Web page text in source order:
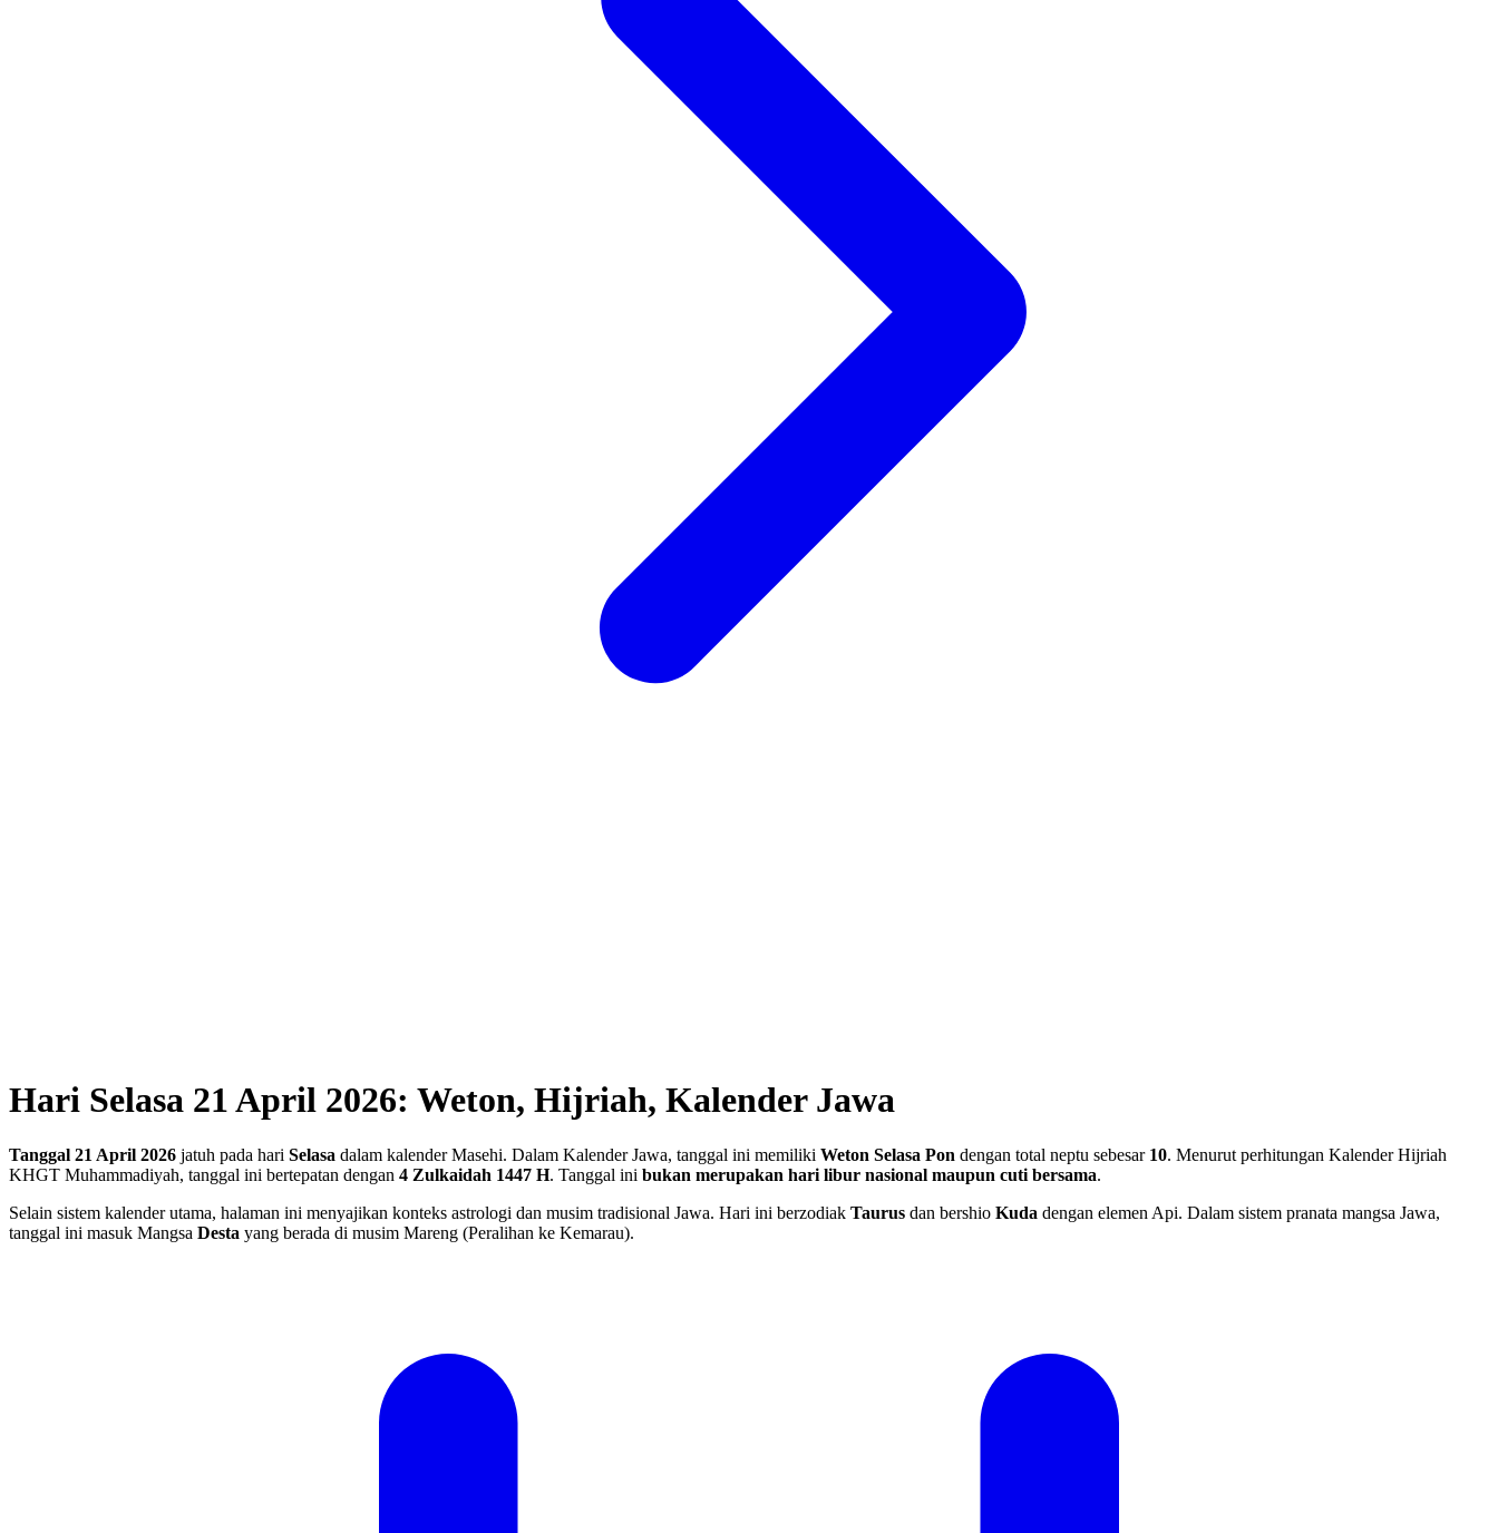
Hari Selasa 21 April 2026: Weton, Hijriah, Kalender Jawa
Tanggal 21 April 2026 jatuh pada hari Selasa dalam kalender Masehi. Dalam Kalender Jawa, tanggal ini memiliki Weton Selasa Pon dengan total neptu sebesar 10. Menurut perhitungan Kalender Hijriah
KHGT Muhammadiyah, tanggal ini bertepatan dengan 4 Zulkaidah 1447 H. Tanggal ini bukan merupakan hari libur nasional maupun cuti bersama.
Selain sistem kalender utama, halaman ini menyajikan konteks astrologi dan musim tradisional Jawa. Hari ini berzodiak Taurus dan bershio Kuda dengan elemen Api. Dalam sistem pranata mangsa Jawa,
tanggal ini masuk Mangsa Desta yang berada di musim Mareng (Peralihan ke Kemarau).